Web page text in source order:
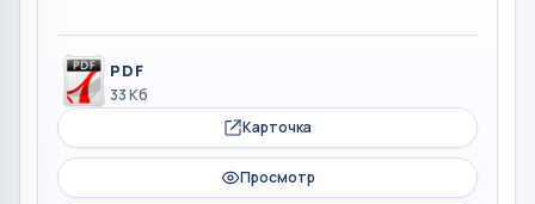
PDF
33 Кб
Карточка
Просмотр